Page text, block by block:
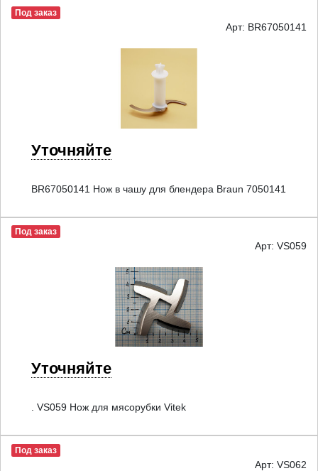
Под заказ
Арт: BR67050141
Уточняйте
BR67050141 Нож в чашу для блендера Braun 7050141
Под заказ
Арт: VS059
Уточняйте
. VS059 Нож для мясорубки Vitek
Под заказ
Арт: VS062